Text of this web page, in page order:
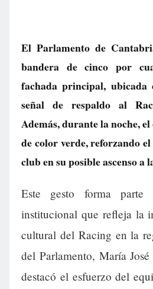
El Parlamento de
bandera de cinco por
fachada principal,
señal de respaldo al
Además, durante la noche,
de color verde, reforzando
club en su posible ascenso
Este gesto forma
institucional que refleja la
cultural del Racing en la
del Parlamento, María
destacó el esfuerzo del